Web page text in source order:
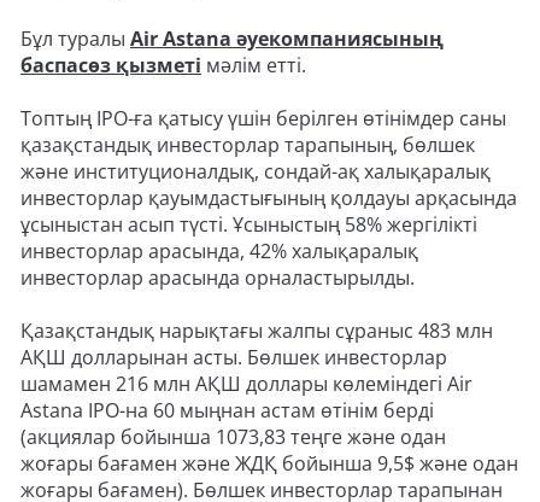
Бұл туралы Air Astana әуекомпаниясының
баспасөз қызметі мәлім етті.
Топтың ІРО-ға қатысу үшін берілген өтінімдер саны
қазақстандық инвесторлар тарапының, бөлшек
және институционалдық, сондай-ақ халықаралық
инвесторлар қауымдастығының қолдауы арқасында
ұсыныстан асып түсті. Ұсыныстың 58% жергілікті
инвесторлар арасында, 42% халықаралық
инвесторлар арасында орналастырылды.
Қазақстандық нарықтағы жалпы сұраныс 483 млн
АҚШ долларынан асты. Бөлшек инвесторлар
шамамен 216 млн АҚШ доллары көлеміндегі Air
Astana IPO-на 60 мыңнан астам өтінім берді
(акциялар бойынша 1073,83 теңге және одан
жоғары бағамен және ЖДҚ бойынша 9,5$ және одан
жоғары бағамен). Бөлшек инвесторлар тарапынан